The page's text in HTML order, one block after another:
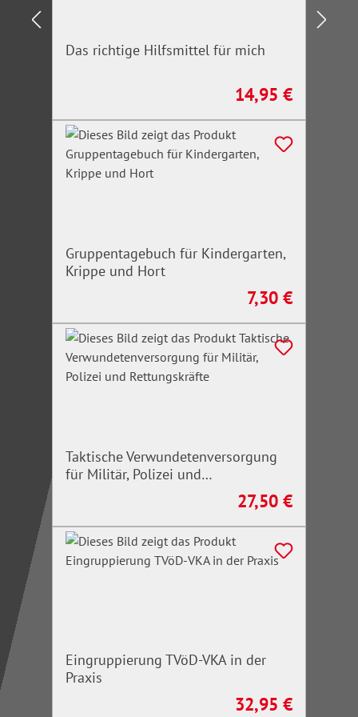
Das richtige Hilfsmittel für mich
Regulärer Preis:
14,95 €
Gruppentagebuch für Kindergarten,
Krippe und Hort
Regulärer Preis:
7,30 €
Taktische Verwundetenversorgung
für Militär, Polizei und
Regulärer Preis:
27,50 €
Eingruppierung TVöD-VKA in der
Praxis
Regulärer Preis:
32,95 €